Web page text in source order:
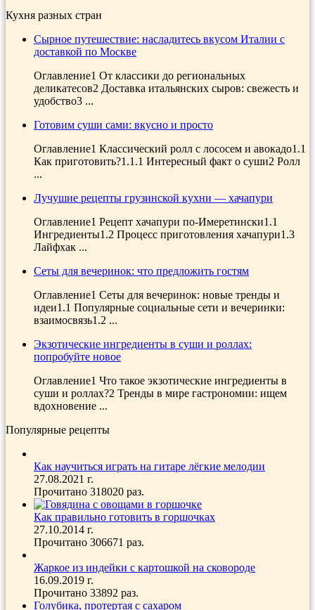
Кухня разных стран
Сырное путешествие: насладитесь вкусом Италии с
доставкой по Москве
Оглавление1 От классики до региональных
деликатесов2 Доставка итальянских сыров: свежесть и
удобство3 ...
Готовим суши сами: вкусно и просто
Оглавление1 Классический ролл с лососем и авокадо1.1
Как приготовить?1.1.1 Интересный факт о суши2 Ролл
...
Лучушие рецепты грузинской кухни — хачапури
Оглавление1 Рецепт хачапури по-Имеретински1.1
Ингредиенты1.2 Процесс приготовления хачапури1.3
Лайфхак ...
Сеты для вечеринок: что предложить гостям
Оглавление1 Сеты для вечеринок: новые тренды и
идеи1.1 Популярные социальные сети и вечеринки:
взаимосвязь1.2 ...
Экзотические ингредиенты в суши и роллах:
попробуйте новое
Оглавление1 Что такое экзотические ингредиенты в
суши и роллах?2 Тренды в мире гастрономии: ищем
вдохновение ...
Популярные рецепты
Как научиться играть на гитаре лёгкие мелодии
27.08.2021 г.
Прочитано 318020 раз.
Как правильно готовить в горшочках
27.10.2014 г.
Прочитано 306671 раз.
Жаркое из индейки с картошкой на сковороде
16.09.2019 г.
Прочитано 33892 раз.
Голубика, протертая с сахаром